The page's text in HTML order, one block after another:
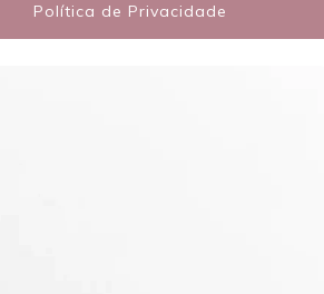
Política de Privacidade